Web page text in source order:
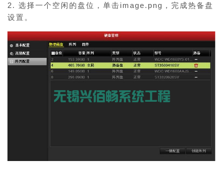
2. 选择一个空闲的盘位，单击image.png，完成热备盘
设置。